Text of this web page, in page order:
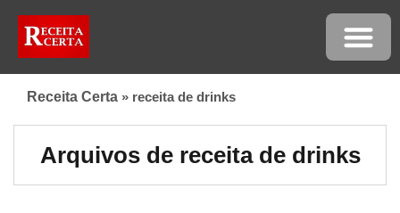
Receita Certa » receita de drinks
Arquivos de receita de drinks